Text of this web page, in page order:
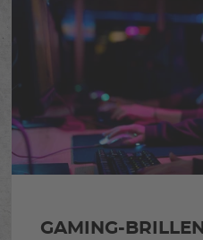
GAMING-BRILLEN